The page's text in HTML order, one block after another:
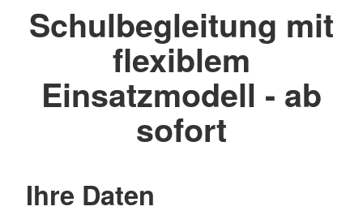
Schulbegleitung mit
flexiblem
Einsatzmodell - ab
sofort
Ihre Daten